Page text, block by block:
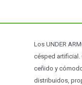
Los UNDER
césped artificial.
ceñido y
distribuidos,